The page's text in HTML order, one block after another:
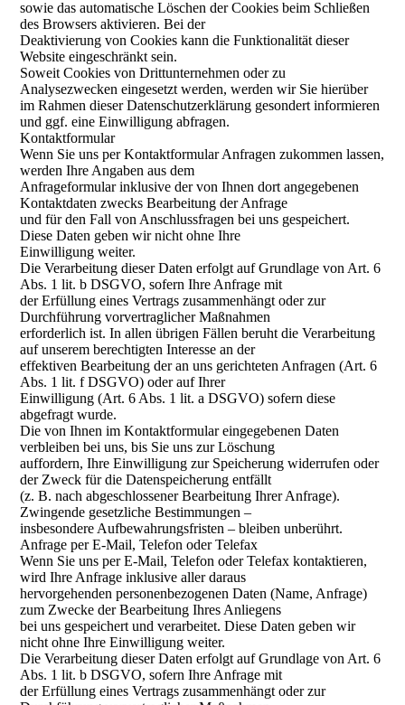
sowie das automatische Löschen der Cookies beim Schließen
des Browsers aktivieren. Bei der
Deaktivierung von Cookies kann die Funktionalität dieser
Website eingeschränkt sein.
Soweit Cookies von Drittunternehmen oder zu
Analysezwecken eingesetzt werden, werden wir Sie hierüber
im Rahmen dieser Datenschutzerklärung gesondert informieren
und ggf. eine Einwilligung abfragen.
Kontaktformular
Wenn Sie uns per Kontaktformular Anfragen zukommen lassen,
werden Ihre Angaben aus dem
Anfrageformular inklusive der von Ihnen dort angegebenen
Kontaktdaten zwecks Bearbeitung der Anfrage
und für den Fall von Anschlussfragen bei uns gespeichert.
Diese Daten geben wir nicht ohne Ihre
Einwilligung weiter.
Die Verarbeitung dieser Daten erfolgt auf Grundlage von Art. 6
Abs. 1 lit. b DSGVO, sofern Ihre Anfrage mit
der Erfüllung eines Vertrags zusammenhängt oder zur
Durchführung vorvertraglicher Maßnahmen
erforderlich ist. In allen übrigen Fällen beruht die Verarbeitung
auf unserem berechtigten Interesse an der
effektiven Bearbeitung der an uns gerichteten Anfragen (Art. 6
Abs. 1 lit. f DSGVO) oder auf Ihrer
Einwilligung (Art. 6 Abs. 1 lit. a DSGVO) sofern diese
abgefragt wurde.
Die von Ihnen im Kontaktformular eingegebenen Daten
verbleiben bei uns, bis Sie uns zur Löschung
auffordern, Ihre Einwilligung zur Speicherung widerrufen oder
der Zweck für die Datenspeicherung entfällt
(z. B. nach abgeschlossener Bearbeitung Ihrer Anfrage).
Zwingende gesetzliche Bestimmungen –
insbesondere Aufbewahrungsfristen – bleiben unberührt.
Anfrage per E-Mail, Telefon oder Telefax
Wenn Sie uns per E-Mail, Telefon oder Telefax kontaktieren,
wird Ihre Anfrage inklusive aller daraus
hervorgehenden personenbezogenen Daten (Name, Anfrage)
zum Zwecke der Bearbeitung Ihres Anliegens
bei uns gespeichert und verarbeitet. Diese Daten geben wir
nicht ohne Ihre Einwilligung weiter.
Die Verarbeitung dieser Daten erfolgt auf Grundlage von Art. 6
Abs. 1 lit. b DSGVO, sofern Ihre Anfrage mit
der Erfüllung eines Vertrags zusammenhängt oder zur